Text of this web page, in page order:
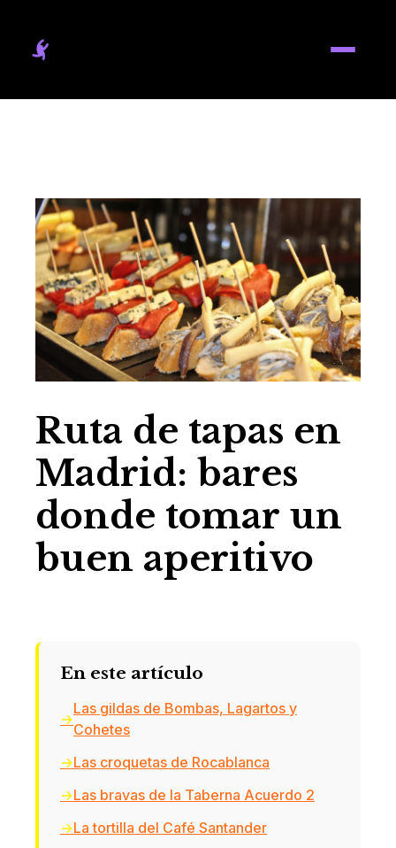
Ruta de tapas en
Madrid: bares
donde tomar un
buen aperitivo
En este artículo
Las gildas de Bombas, Lagartos y
Cohetes
Las croquetas de Rocablanca
Las bravas de la Taberna Acuerdo 2
La tortilla del Café Santander